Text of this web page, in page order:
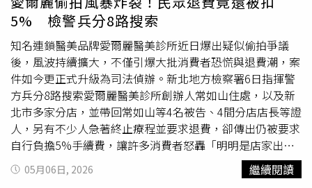
KOL與網紅，「畢竟廣告合作很多，偷拍網紅隱私的可能性
很高。」甚至有人透露，已有律師收到疑似外流影片相關消
息，呼籲可能受害者儘快尋求法律協助。對此，派翠也表
示，目前正努力串聯疑似受影響者，希望研究除了消費者身
分外，合作網紅是否也能透過法律途徑爭取權益。據了解，
整起事件最初源於一名女子1日前往愛爾麗板橋店消費時，
在美容師帶領下進入個人診間準備更衣，卻意外發現天花板
角落疑似裝有攝影設備。由於診間內原本已有監測器，她對
多出的裝置感到不對勁，詢問院方設備用途時卻遭推託，最
後決定報警處理。警方獲報後介入調查，後續由海山分局偵
查隊接手。不過檢警3日首次搜索時，卻發現監視器主機早
5% 檢警兵分8路搜索
知名連鎖醫美品牌愛爾麗醫美診所近日爆出疑似偷拍爭議
後，風波持續擴大，不僅引爆大批消費者恐慌與退費潮，案
件如今更正式升級為司法偵辦。新北地方檢察署6日指揮警
方兵分8路搜索愛爾麗醫美診所創辦人常如山住處，以及新
北市多家分店，並帶回常如山等4名被告、4間分店店長等證
人，另有不少人急著終止療程並要求退費，卻傳出仍被要求
自行負擔5%手續費，讓許多消費者怒轟「明明是店家出問
題，為何還要我們買單？」整起事件起因於有民眾質疑，愛
爾麗醫美診所部分診所內的煙霧偵測器疑似暗藏攝影設備，
05月06日, 2026 繼續閱讀